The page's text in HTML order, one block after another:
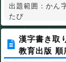
出題範囲：かん
たび
漢字書き取
教育出版 順